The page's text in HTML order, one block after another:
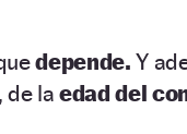
depende. Y
de laedad del